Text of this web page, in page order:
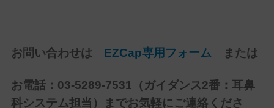
お問い合わせは EZCap専用フォーム または
お電話：03-5289-7531（ガイダンス2番：耳鼻
科システム担当）までお気軽にご連絡くださ